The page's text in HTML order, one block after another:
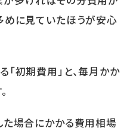
めに見ていたほうが安心
初期費用」と、毎月かか
た場合にかかる費用相場